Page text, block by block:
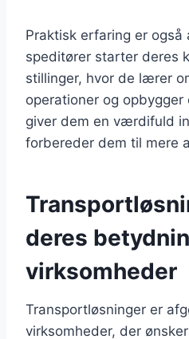
Praktisk erfaring er også
speditører starter deres
stillinger, hvor de lærer
operationer og
giver dem en værdifuld
forbereder dem til mere
deres
virksomheder
Transportløsninger er
virksomheder, der